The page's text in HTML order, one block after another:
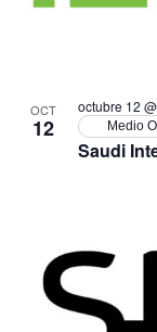
OCT
12
Saudi
octubre 12
Medio